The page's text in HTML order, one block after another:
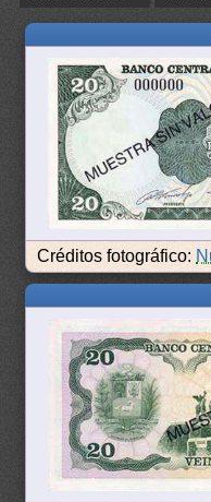
Créditos fotográfico: